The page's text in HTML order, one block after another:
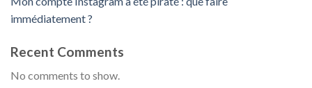
immédiatement ?
Recent Comments
No comments to show.